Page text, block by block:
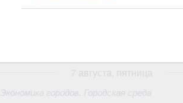
Экономика городов. Городская среда